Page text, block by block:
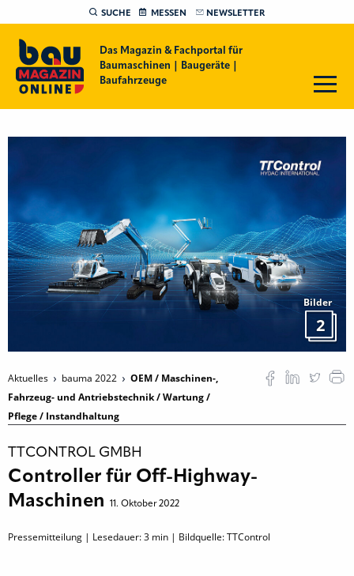
SUCHE MESSEN NEWSLETTER
Das Magazin & Fachportal für
Baumaschinen | Baugeräte |
Baufahrzeuge
Bilder
2
Aktuelles bauma 2022
OEM / Maschinen-,
Fahrzeug- und Antriebstechnik / Wartung /
Pflege / Instandhaltung
TTCONTROL GMBH
Controller für Off-Highway-
Maschinen
11. Oktober 2022
Pressemitteilung | Lesedauer:3 min | Bildquelle: TTControl